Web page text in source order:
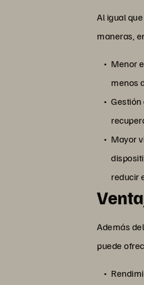
Al igual
maneras,
Menor
menos
Mayor
reducir
Además
puede